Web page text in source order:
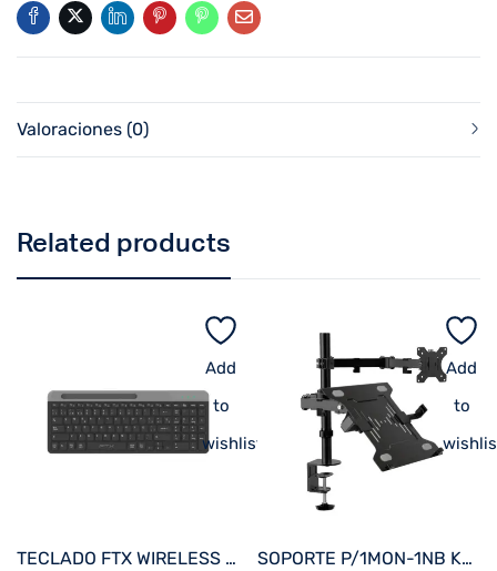
Valoraciones (0)
Related products
Add
to
wishlist
TECLADO FTX WIRELESS DUAL-MODE FTXB105 ESP/NEGRO
Add
to
SOPORTE P/1MON-1NB KLIP KMM-301 13″-32″/15.6″ 8KG/4.5KG ART/INCL/GIRA